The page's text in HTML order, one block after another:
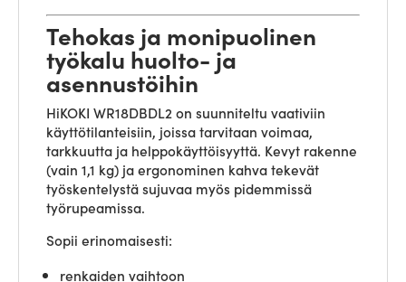
Tehokas ja monipuolinen
työkalu huolto- ja
asennustöihin
HiKOKI WR18DBDL2 on suunniteltu vaativiin
käyttötilanteisiin, joissa tarvitaan voimaa,
tarkkuutta ja helppokäyttöisyyttä. Kevyt rakenne
(vain 1,1 kg) ja ergonominen kahva tekevät
työskentelystä sujuvaa myös pidemmissä
työrupeamissa.
Sopii erinomaisesti:
renkaiden vaihtoon